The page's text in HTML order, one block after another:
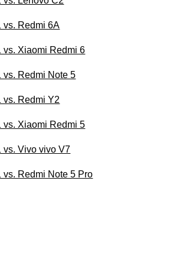
vs. Redmi 6A
vs. Xiaomi Redmi 6
vs. Redmi Note 5
vs. Redmi Y2
vs. Xiaomi Redmi 5
vs. Vivo vivo V7
vs. Redmi Note 5 Pro